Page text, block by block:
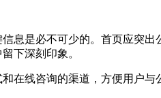
息是必不可少的。首页应突
下深刻印象。
在线咨询的渠道，方便用户